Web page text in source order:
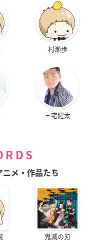
村瀬歩
三宅健太
ニメ・作品たち
鬼滅の刃